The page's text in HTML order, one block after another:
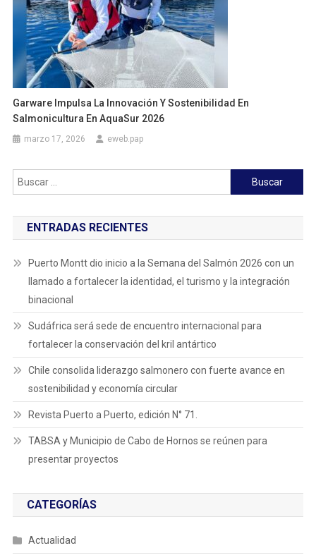
Garware Impulsa La Innovación Y Sostenibilidad En
Salmonicultura En AquaSur 2026
marzo 17, 2026 eweb.pap
Buscar:
ENTRADAS RECIENTES
Puerto Montt dio inicio a la Semana del Salmón 2026 con un
llamado a fortalecer la identidad, el turismo y la integración
binacional
Sudáfrica será sede de encuentro internacional para
fortalecer la conservación del kril antártico
Chile consolida liderazgo salmonero con fuerte avance en
sostenibilidad y economía circular
Revista Puerto a Puerto, edición N° 71.
TABSA y Municipio de Cabo de Hornos se reúnen para
presentar proyectos
CATEGORÍAS
Actualidad